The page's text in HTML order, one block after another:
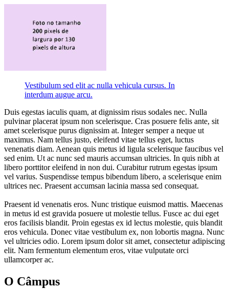
Vestibulum sed elit ac nulla vehicula cursus. In
interdum augue arcu.
Duis egestas iaculis quam, at dignissim risus sodales nec. Nulla
pulvinar placerat ipsum non scelerisque. Cras posuere felis ante, sit
amet scelerisque purus dignissim at. Integer semper a neque ut
maximus. Nam tellus justo, eleifend vitae tellus eget, luctus
venenatis diam. Aenean quis metus id ligula scelerisque faucibus vel
sed enim. Ut ac nunc sed mauris accumsan ultricies. In quis nibh at
libero porttitor eleifend in non dui. Curabitur rutrum egestas ipsum
vel varius. Suspendisse tempus bibendum libero, a scelerisque enim
ultrices nec. Praesent accumsan lacinia massa sed consequat.
Praesent id venenatis eros. Nunc tristique euismod mattis. Maecenas
in metus id est gravida posuere ut molestie tellus. Fusce ac dui eget
eros facilisis blandit. Proin egestas ex id lectus molestie, quis blandit
eros vehicula. Donec vitae vestibulum ex, non lobortis magna. Nunc
vel ultricies odio. Lorem ipsum dolor sit amet, consectetur adipiscing
elit. Nam fermentum elementum eros, vitae vulputate orci
ullamcorper ac.
O Câmpus